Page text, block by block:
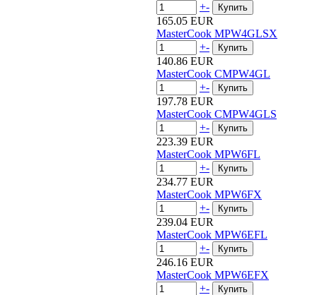
+-
165.05 EUR
MasterCook MPW4GLSX
+-
140.86 EUR
MasterCook CMPW4GL
+-
197.78 EUR
MasterCook CMPW4GLS
+-
223.39 EUR
MasterCook MPW6FL
+-
234.77 EUR
MasterCook MPW6FX
+-
239.04 EUR
MasterCook MPW6EFL
+-
246.16 EUR
MasterCook MPW6EFX
+-